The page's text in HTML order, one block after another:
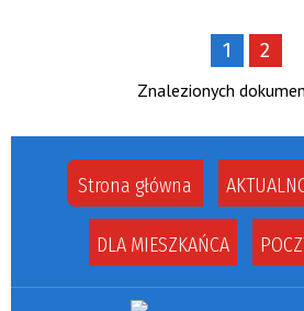
1 2
Znalezionych
Strona główna
DLA MIESZKAŃCA